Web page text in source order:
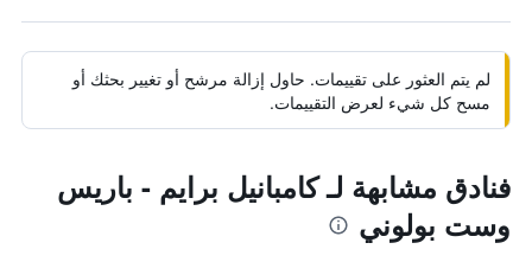
لم يتم العثور على تقييمات. حاول إزالة مرشح أو تغيير بحثك أو
مسح كل شيء لعرض التقييمات.
فنادق مشابهة لـ كامبانيل برايم - باريس
وست بولوني